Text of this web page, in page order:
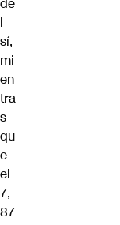
l
sí,
mi
en
tra
s
qu
e
el
7,
87